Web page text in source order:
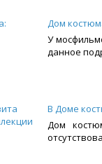
Дом
У
данное
В Доме
Дом